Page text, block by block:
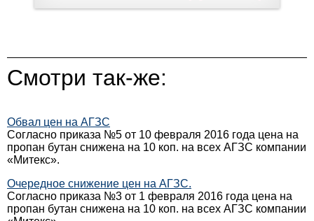
Смотри так-же:
Обвал цен на АГЗС
Согласно приказа №5 от 10 февраля 2016 года цена на
пропан бутан снижена на 10 коп. на всех АГЗС компании
«Митекс».
Очередное снижение цен на АГЗС.
Согласно приказа №3 от 1 февраля 2016 года цена на
пропан бутан снижена на 10 коп. на всех АГЗС компании